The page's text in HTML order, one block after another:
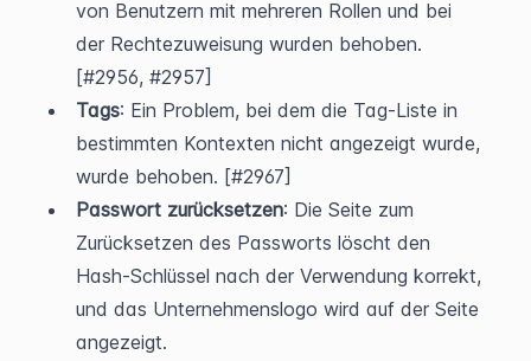
von Benutzern mit mehreren Rollen und bei
der Rechtezuweisung wurden behoben.
[#2956, #2957]
Tags: Ein Problem, bei dem die Tag-Liste in
bestimmten Kontexten nicht angezeigt wurde,
wurde behoben. [#2967]
Passwort zurücksetzen: Die Seite zum
Zurücksetzen des Passworts löscht den
Hash-Schlüssel nach der Verwendung korrekt,
und das Unternehmenslogo wird auf der Seite
angezeigt.